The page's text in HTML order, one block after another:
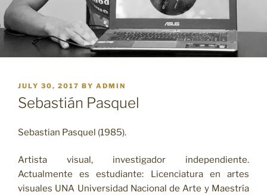
POSTED
ON
JULY 30, 2017 BY ADMIN
Sebastián Pasquel
Sebastian Pasquel (1985).
Artista visual, investigador independiente.
Actualmente es estudiante: Licenciatura en artes
visuales UNA Universidad Nacional de Arte y Maestría